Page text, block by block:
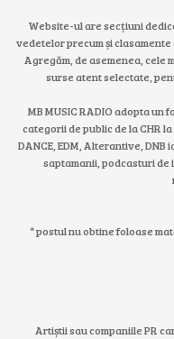
Website-ul are secțiuni
vedetelor precum și
Agregăm, de asemenea, cele
surse atent selectate,
MB MUSIC RADIO adopta un
categorii de public de la CHR
DANCE, EDM, Alterantive,
saptamanii, podcasturi de
* postul nu obtine foloase
Artiștii sau companiile PR